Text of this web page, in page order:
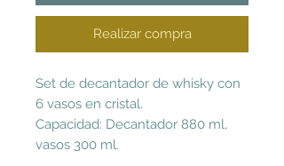
Realizar compra
Set de decantador de whisky con
6 vasos en cristal.
Capacidad: Decantador 880 ml,
vasos 300 ml.